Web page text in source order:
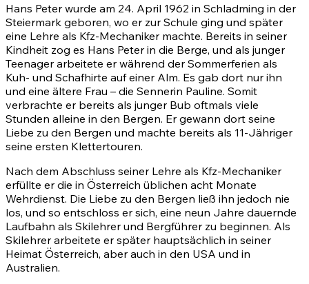
Hans Peter wurde am 24. April 1962 in Schladming in der
Steiermark geboren, wo er zur Schule ging und später
eine Lehre als Kfz-Mechaniker machte. Bereits in seiner
Kindheit zog es Hans Peter in die Berge, und als junger
Teenager arbeitete er während der Sommerferien als
Kuh- und Schafhirte auf einer Alm. Es gab dort nur ihn
und eine ältere Frau – die Sennerin Pauline. Somit
verbrachte er bereits als junger Bub oftmals viele
Stunden alleine in den Bergen. Er gewann dort seine
Liebe zu den Bergen und machte bereits als 11-Jähriger
seine ersten Klettertouren.
Nach dem Abschluss seiner Lehre als Kfz-Mechaniker
erfüllte er die in Österreich üblichen acht Monate
Wehrdienst. Die Liebe zu den Bergen ließ ihn jedoch nie
los, und so entschloss er sich, eine neun Jahre dauernde
Laufbahn als Skilehrer und Bergführer zu beginnen. Als
Skilehrer arbeitete er später hauptsächlich in seiner
Heimat Österreich, aber auch in den USA und in
Australien.